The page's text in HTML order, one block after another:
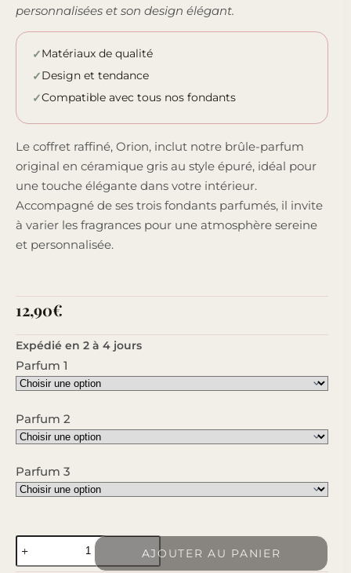
personnalisées et son design élégant.
Matériaux de qualité
Design et tendance
Compatible avec tous nos fondants
Le coffret raffiné, Orion, inclut notre brûle-parfum
original en céramique gris au style épuré, idéal pour
une touche élégante dans votre intérieur.
Accompagné de ses trois fondants parfumés, il invite
à varier les fragrances pour une atmosphère sereine
et personnalisée.
12,90€
Expédié en 2 à 4 jours
Parfum 1
Parfum 2
Parfum 3
de
AJOUTER AU PANIER